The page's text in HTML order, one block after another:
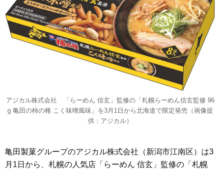
アジカル株式会社 「らーめん 信玄」監修の「札幌らーめん信玄監修 96
g 亀田の柿の種 こく味噌風味」を3月1日から北海道で限定発売（画像提
供：アジカル）
亀田製菓グループのアジカル株式会社（新潟市江南区）は3
月1日から、札幌の人気店「らーめん 信玄」監修の「札幌